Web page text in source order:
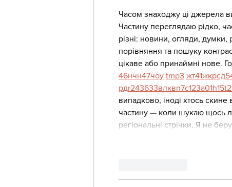
Часом знаходжу ці джерела
Частину переглядаю рідко,
різні: новини, огляди, думки,
порівняння та пошуку
цікаве або принаймні нове.
46нчн47чоу tmp3 жт41жкрсд
рдr243633влквn7c123a01h15
випадково, іноді хтось скине
частину — коли шукаю щось
регіональні стрічки. Я не